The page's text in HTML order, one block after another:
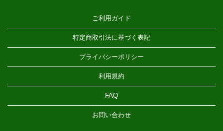
ご利用ガイド
特定商取引法に基づく表記
プライバシーポリシー
利用規約
FAQ
お問い合わせ